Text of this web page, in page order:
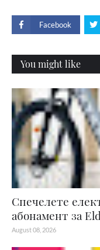
Facebook
You might like
Спечелете
абонамент за
August 08, 2026